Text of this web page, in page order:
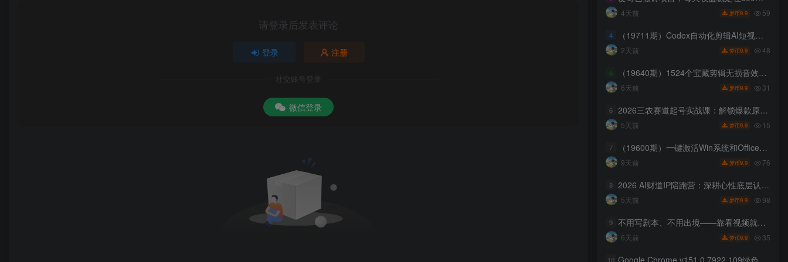
请登录后发表评论
登录 注册
社交账号登录
微信登录
4天前 梦币9.9 59
4 （19711期）Codex自动化剪辑AI短视频实战课｜DeepSeek V4 Pro多API联动，图文成片封装Skill全流程
2天前 梦币9.9 48
5 （19640期）1524个宝藏剪辑无损音效！日常常见工具音效包，含扳手、剪刀、锯, 泵, 斧头，锤子工具等，中文分类
6天前 梦币9.9 31
6 2026三农赛道起号实战课：解锁爆款原创文案玩法，掌握拍摄改稿快速出圈技巧
5天前 梦币9.9 15
7 （19600期）一键激活Win系统和Office办公软件，最强电脑激活KMS HUE工具，免费永久可用，支持win系统使用
9天前 梦币9.9 76
8 2026 AI财道IP陪跑营：深耕心性底层认知，解锁AI赋能个人IP商业变现新路径
5天前 梦币9.9 98
9 不用写剧本、不用出境——靠看视频就能在YouTube上賺到钱【原创双语字幕】
6天前 梦币9.9 35
10